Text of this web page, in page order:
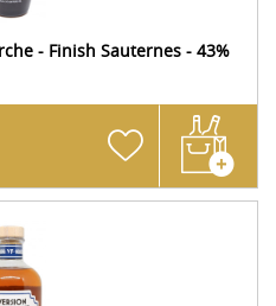
- Finish Sauternes - 43%